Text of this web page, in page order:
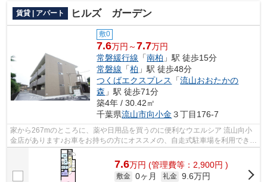
賃貸 | アパート ヒルズ ガーデン
敷0
7.6万円～7.7万円
常磐緩行線 「南柏 」駅 徒歩15分
常磐線 「柏 」駅 徒歩48分
つくばエクスプレス
「流山おおたかの
森 」駅 徒歩71分
築4年 / 30.42㎡
千葉県流山市向小金 ３丁目176-7
家から267mのところに、薬や日用品を買うのに便利なウエルシア 流山向小
金店があります♪お車をお持ちの方にオススメの、自走式駐車場を利用できる
物件です♪使い勝手の良いアパートでイ...
7.6万円 (管理費等：2,900円 )
敷金 0ヶ月 礼金 9.6万円